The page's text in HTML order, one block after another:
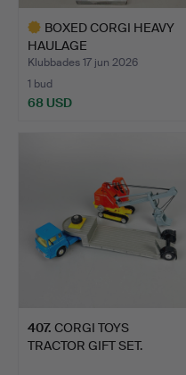
BOXED CORGI HEAVY
HAULAGE
MODELLASTBILAR.
Klubbades 17 jun 2026
1 bud
68 USD
407. CORGI TOYS
TRACTOR GIFT SET.